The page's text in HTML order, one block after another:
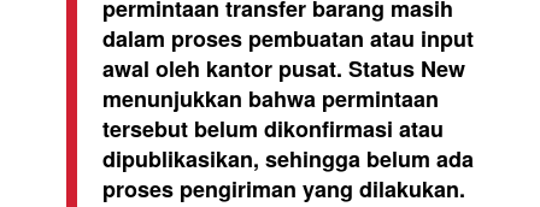
permintaan transfer barang masih
dalam proses pembuatan atau input
awal oleh kantor pusat. Status New
menunjukkan bahwa permintaan
tersebut belum dikonfirmasi atau
dipublikasikan, sehingga belum ada
proses pengiriman yang dilakukan.